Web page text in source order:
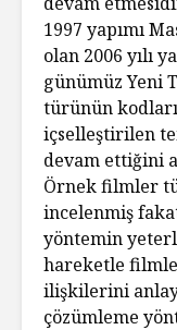
1997 yapımı
olan 2006 yılı
günümüz Yeni
türünün
içselleştirilen
devam ettiğini
Örnek filmler
incelenmiş
yöntemin
hareketle
ilişkilerini
çözümleme